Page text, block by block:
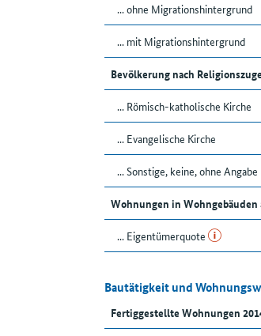
... ohne Migrationshintergrund
... mit Migrationshintergrund
Bevölkerung nach
... Römisch-katholische Kirche
... Evangelische Kirche
... Sonstige, keine, ohne Angabe
Wohnungen in Wohngebäuden
... Eigentümerquote
Bautätigkeit und
Fertiggestellte Wohnungen